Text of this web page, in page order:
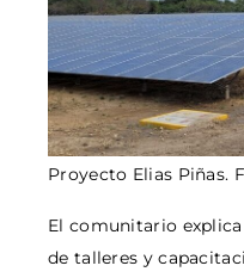
Proyecto Elias Piñas.
El comunitario
de talleres y